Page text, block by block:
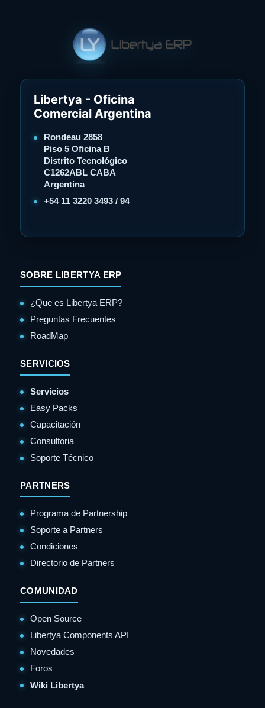
Libertya - Oficina
Comercial Argentina
Rondeau 2858
Piso 5 Oficina B
Distrito Tecnológico
C1262ABL CABA
Argentina
+54 11 3220 3493 / 94
SOBRE LIBERTYA ERP
¿Que es Libertya ERP?
Preguntas Frecuentes
RoadMap
SERVICIOS
Servicios
Easy Packs
Capacitación
Consultoria
Soporte Técnico
PARTNERS
Programa de Partnership
Soporte a Partners
Condiciones
Directorio de Partners
COMUNIDAD
Open Source
Libertya Components API
Novedades
Foros
Wiki Libertya